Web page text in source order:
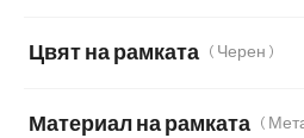
Мека плюшена материя
Меко букле Мек текстилен
Цвят на рамката ( Черен )
Материал на рамката